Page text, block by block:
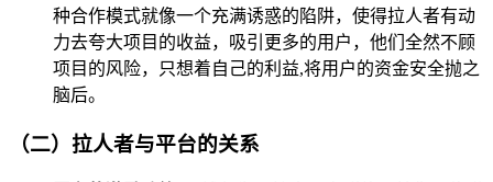
种合作模式就像一个充满诱惑的陷阱，使得拉人者有动
力去夸大项目的收益，吸引更多的用户，他们全然不顾
项目的风险，只想着自己的利益,将用户的资金安全抛之
脑后。
（二）拉人者与平台的关系